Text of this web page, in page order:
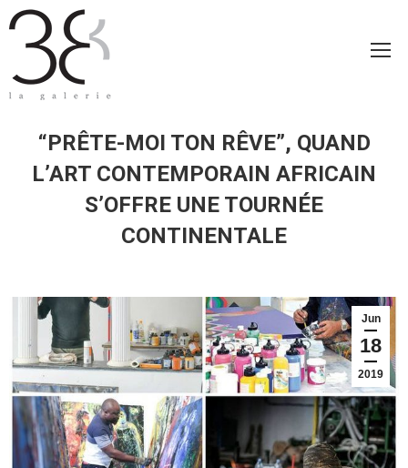
“PRÊTE-MOI TON RÊVE”, QUAND
L’ART CONTEMPORAIN AFRICAIN
S’OFFRE UNE TOURNÉE
CONTINENTALE
Jun
18
2019